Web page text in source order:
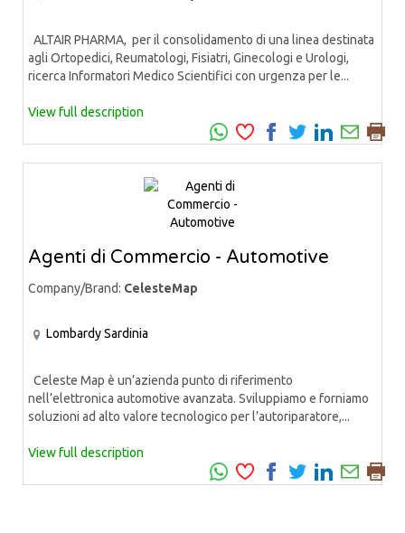
ALTAIR PHARMA, per il consolidamento di una linea destinata
agli Ortopedici, Reumatologi, Fisiatri, Ginecologi e Urologi,
ricerca Informatori Medico Scientifici con urgenza per le...
View full description
Agenti di Commercio - Automotive
Company/Brand: CelesteMap
LombardySardinia
Celeste Map è un’azienda punto di riferimento
nell’elettronica automotive avanzata. Sviluppiamo e forniamo
soluzioni ad alto valore tecnologico per l’autoriparatore,...
View full description